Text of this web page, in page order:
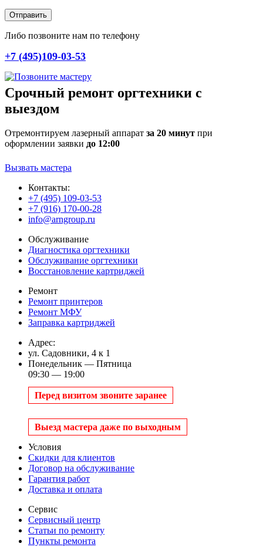
Отправить
Либо позвоните нам по телефону
+7 (495)109-03-53
Срочный ремонт оргтехники с
выездом
Отремонтируем лазерный аппарат за 20 минут при
оформлении заявки до 12:00
Вызвать мастера
Контакты:
+7 (495) 109-03-53
+7 (916) 170-00-28
info@arngroup.ru
Обслуживание
Диагностика оргтехники
Обслуживание оргтехники
Восстановление картриджей
Ремонт
Ремонт принтеров
Ремонт МФУ
Заправка картриджей
Адрес:
ул. Садовники, 4 к 1
Понедельник — Пятница
09:30 — 19:00
Перед визитом звоните заранее
Выезд мастера даже по выходным
Условия
Скидки для клиентов
Договор на обслуживание
Гарантия работ
Доставка и оплата
Сервис
Сервисный центр
Статьи по ремонту
Пункты ремонта